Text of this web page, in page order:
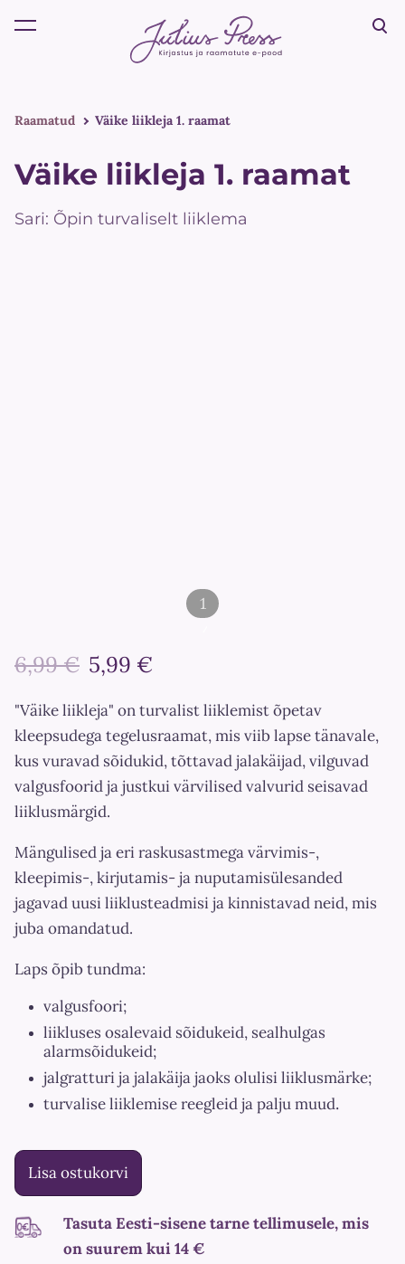
lisati ostukorvi. Vaata ostukorvi
Raamatud Väike liikleja 1. raamat
Väike liikleja 1. raamat
Sari: Õpin turvaliselt liiklema
1
6,99 € 5,99 €
"Väike liikleja" on turvalist liiklemist õpetav
kleepsudega tegelusraamat, mis viib lapse tänavale,
kus vuravad sõidukid, tõttavad jalakäijad, vilguvad
valgusfoorid ja justkui värvilised valvurid seisavad
liiklusmärgid.
Mängulised ja eri raskusastmega värvimis-,
kleepimis-, kirjutamis- ja nuputamisülesanded
jagavad uusi liiklusteadmisi ja kinnistavad neid, mis
juba omandatud.
Laps õpib tundma:
valgusfoori;
liikluses osalevaid sõidukeid, sealhulgas
alarmsõidukeid;
jalgratturi ja jalakäija jaoks olulisi liiklusmärke;
turvalise liiklemise reegleid ja palju muud.
Lisa ostukorvi
Tasuta Eesti-sisene tarne tellimusele, mis
on suurem kui 14 €